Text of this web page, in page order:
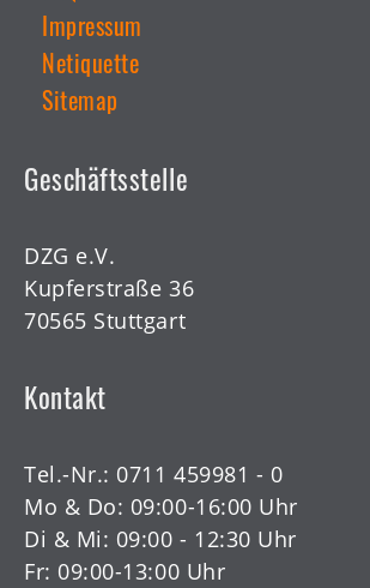
Impressum
Netiquette
Sitemap
Geschäftsstelle
DZG e.V.
Kupferstraße 36
70565 Stuttgart
Kontakt
Tel.-Nr.: 0711 459981 - 0
Mo & Do: 09:00-16:00 Uhr
Di & Mi: 09:00 - 12:30 Uhr
Fr: 09:00-13:00 Uhr